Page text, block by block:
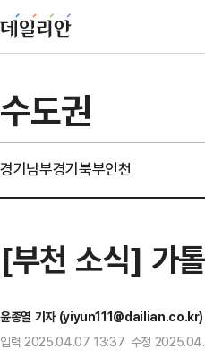
수도권
경기남부경기북부인천
[부천 소식] 가
윤종열 기자 (yiyun111@dailian.co.kr)
입력 2025.04.07 13:37 수정